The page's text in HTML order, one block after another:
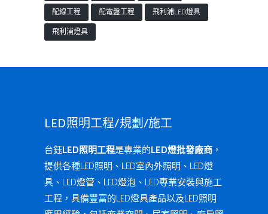
配線工程
配電盤工程
飛利浦LED燈具
飛利浦燈具
LED照明工程/規劃/施工
台鈺LED照明工程是專業的LED燈批發廠商 ，
提供各種LED照明、LED室內外照明、LED燈
具、LED燈管、LED燈泡、LED專業安裝與施工
工程，具備豐富的LED燈具產品以及LED照明